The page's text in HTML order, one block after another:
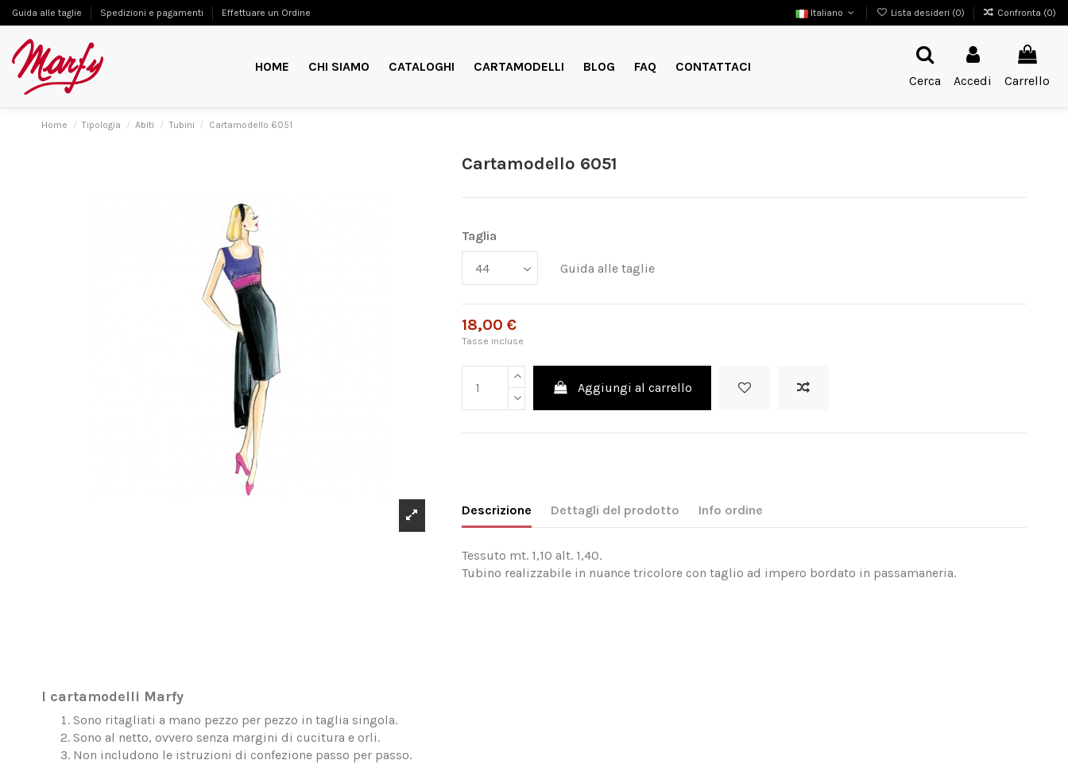
Guida alle taglie Spedizioni e pagamenti Effettuare un Ordine Italiano Lista desideri (0) Confronta (0)
HOME CHI SIAMO CATALOGHI CARTAMODELLI BLOG FAQ
CONTATTACI
Cerca
Accedi Carrello
Home Tipologia Abiti Tubini Cartamodello 6051
Cartamodello 6051
Taglia
Guida alle taglie
18,00 €
Tasse incluse
Aggiungi al carrello
Descrizione Dettagli del prodotto Info ordine
Tessuto mt. 1,10 alt. 1,40.
Tubino realizzabile in nuance tricolore con taglio ad impero bordato in passamaneria.
I cartamodelli Marfy
Sono ritagliati a mano pezzo per pezzo in taglia singola.
Sono al netto, ovvero senza margini di cucitura e orli.
Non includono le istruzioni di confezione passo per passo.